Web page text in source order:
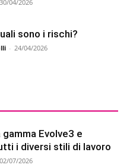
30/04/2026
sono i rischi?
- 24/04/2026
Evolve3 e
i diversi stili di lavoro
02/07/2026